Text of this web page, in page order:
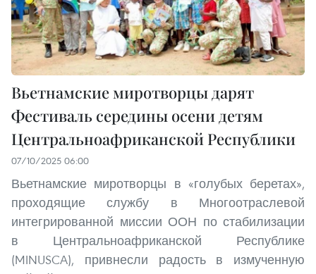
Вьетнамские миротворцы дарят
Фестиваль середины осени детям
Центральноафриканской Республики
07/10/2025 06:00
Вьетнамские миротворцы в «голубых беретах»,
проходящие службу в Многоотраслевой
интегрированной миссии ООН по стабилизации
в Центральноафриканской Республике
(MINUSCA), привнесли радость в измученную